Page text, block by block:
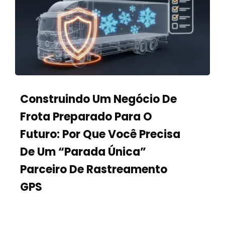
Construindo Um Negócio De
Frota Preparado Para O
Futuro: Por Que Você Precisa
De Um “Parada Única”
Parceiro De Rastreamento
GPS